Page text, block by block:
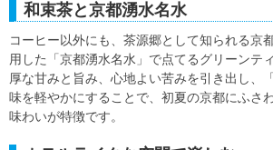
和束茶と京都湧水名水
コーヒー以外にも、茶源郷として知られる京
用した「京都湧水名水」で点てるグリーンテ
厚な甘みと旨み、心地よい苦みを引き出し、
味を軽やかにすることで、初夏の京都にふさ
味わいが特徴です。